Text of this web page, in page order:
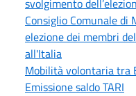
Consiglio Comunale di
elezione dei membri
all'Italia
Mobilità volontaria tra
Emissione saldo TARI